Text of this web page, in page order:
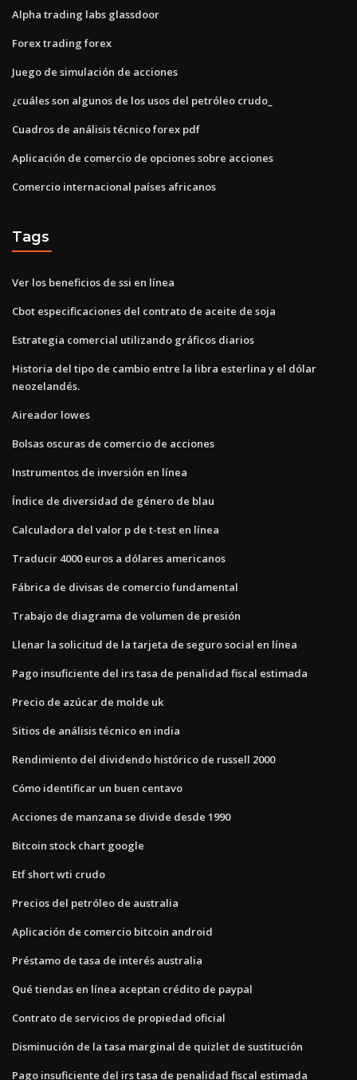
Alpha trading labs glassdoor
Forex trading forex
Juego de simulación de acciones
¿cuáles son algunos de los usos del petróleo crudo_
Cuadros de análisis técnico forex pdf
Aplicación de comercio de opciones sobre acciones
Comercio internacional países africanos
Tags
Ver los beneficios de ssi en línea
Cbot especificaciones del contrato de aceite de soja
Estrategia comercial utilizando gráficos diarios
Historia del tipo de cambio entre la libra esterlina y el dólar
neozelandés.
Aireador lowes
Bolsas oscuras de comercio de acciones
Instrumentos de inversión en línea
Índice de diversidad de género de blau
Calculadora del valor p de t-test en línea
Traducir 4000 euros a dólares americanos
Fábrica de divisas de comercio fundamental
Trabajo de diagrama de volumen de presión
Llenar la solicitud de la tarjeta de seguro social en línea
Pago insuficiente del irs tasa de penalidad fiscal estimada
Precio de azúcar de molde uk
Sitios de análisis técnico en india
Rendimiento del dividendo histórico de russell 2000
Cómo identificar un buen centavo
Acciones de manzana se divide desde 1990
Bitcoin stock chart google
Etf short wti crudo
Precios del petróleo de australia
Aplicación de comercio bitcoin android
Préstamo de tasa de interés australia
Qué tiendas en línea aceptan crédito de paypal
Contrato de servicios de propiedad oficial
Disminución de la tasa marginal de quizlet de sustitución
Pago insuficiente del irs tasa de penalidad fiscal estimada